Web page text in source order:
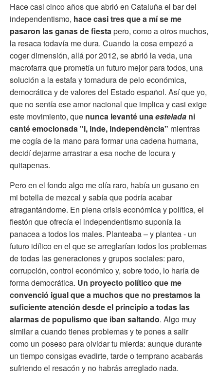
Hace casi cinco años que abrió en Cataluña el bar del
independentismo, hace casi tres que a mí se me
pasaron las ganas de fiestapero, como a otros muchos,
la resaca todavía me dura. Cuando la cosa empezó a
coger dimensión, allá por 2012, se abrió la veda, una
macrofarra que prometía un futuro mejor para todos, una
solución a la estafa y tomadura de pelo económica,
democrática y de valores del Estado español. Así que yo,
que no sentía ese amor nacional que implica y casi exige
este movimiento, que nunca levanté unaestelada ni
canté emocionada "i, inde, independència" mientras
me cogía de la mano para formar una cadena humana,
decidí dejarme arrastrar a esa noche de locura y
quitapenas.
Pero en el fondo algo me olía raro, había un gusano en
mi botella de mezcal y sabía que podría acabar
atragantándome. En plena crisis económica y política, el
fiestón que ofrecía el independentismo suponía la
panacea a todos los males. Planteaba – y plantea - un
futuro idílico en el que se arreglarían todos los problemas
de todas las generaciones y grupos sociales: paro,
corrupción, control económico y, sobre todo, lo haría de
forma democrática. Un proyecto político que me
convenció igual que a muchos que no prestamos la
suficiente atención desde el principio a todas las
alarmas de populismo que iban saltando. Algo muy
similar a cuando tienes problemas y te pones a salir
como un poseso para olvidar tu mierda: aunque durante
un tiempo consigas evadirte, tarde o temprano acabarás
sufriendo el resacón y no habrás arreglado nada.